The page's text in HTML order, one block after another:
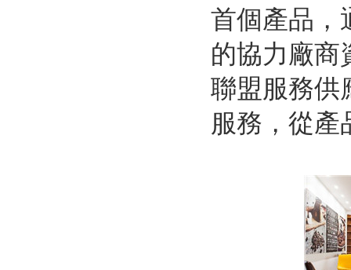
首個產品，
的協力廠商
聯盟服務供
服務，從產